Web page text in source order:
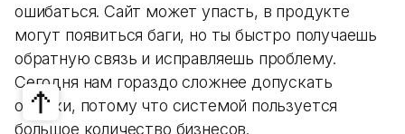
ошибаться. Сайт может упасть, в продукте
могут появиться баги, но ты быстро получаешь
обратную связь и исправляешь проблему.
Сегодня нам гораздо сложнее допускать
ошибки, потому что системой пользуется
большое количество бизнесов.